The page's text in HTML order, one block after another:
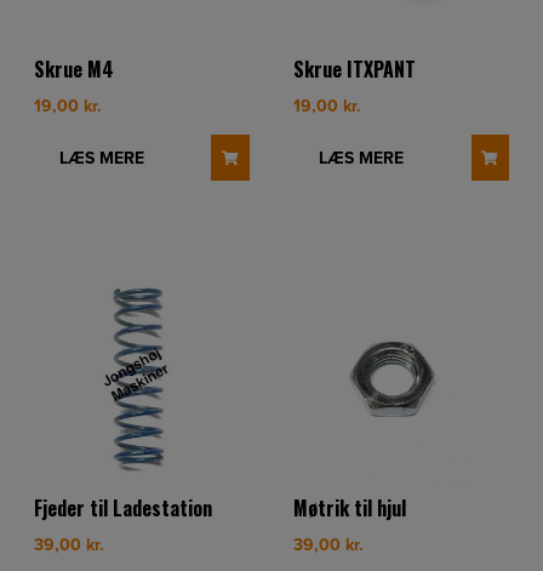
Skrue M4
19,00 kr.
LÆS MERE
Skrue ITXPANT
19,00 kr.
LÆS MERE
Fjeder til Ladestation
39,00 kr.
Møtrik til hjul
39,00 kr.